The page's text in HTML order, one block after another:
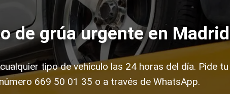
de grúa urgente en Madrid
tipo de vehículo las 24 horas del día. Pide tu
669 50 01 35 o a través de WhatsApp.